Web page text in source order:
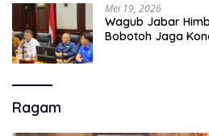
Mei 19, 2026
Wagub Jabar
Bobotoh Jaga
Ragam